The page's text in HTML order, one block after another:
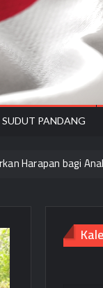
SUDUT PANDANG
Anak dengan